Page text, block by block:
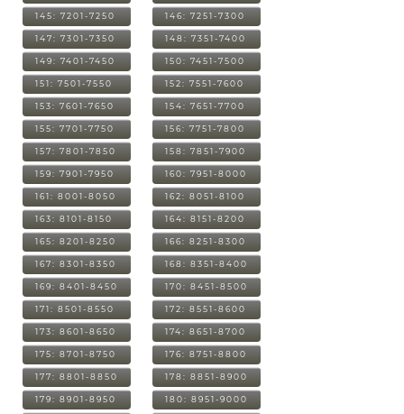
145: 7201-7250 146: 7251-7300
147: 7301-7350 148: 7351-7400
149: 7401-7450 150: 7451-7500
151: 7501-7550 152: 7551-7600
153: 7601-7650 154: 7651-7700
155: 7701-7750 156: 7751-7800
157: 7801-7850 158: 7851-7900
159: 7901-7950 160: 7951-8000
161: 8001-8050 162: 8051-8100
163: 8101-8150 164: 8151-8200
165: 8201-8250 166: 8251-8300
167: 8301-8350 168: 8351-8400
169: 8401-8450 170: 8451-8500
171: 8501-8550 172: 8551-8600
173: 8601-8650 174: 8651-8700
175: 8701-8750 176: 8751-8800
177: 8801-8850 178: 8851-8900
179: 8901-8950 180: 8951-9000